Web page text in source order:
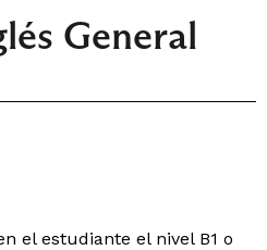
General
el estudiante el nivel B1 o